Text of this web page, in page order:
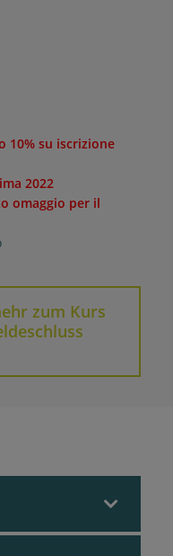
10% su iscrizione
2022
omaggio per il
zum Kurs